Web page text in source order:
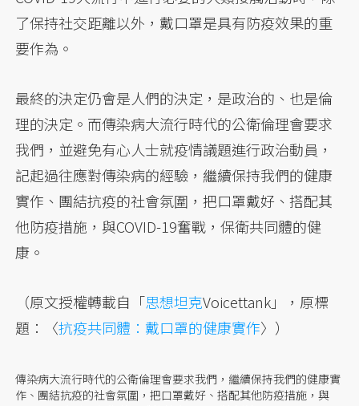
了保持社交距離以外，戴口罩是具有防疫效果的重
要作為。
最終的決定仍會是人們的決定，是政治的、也是倫
理的決定。而傳染病大流行時代的公衛倫理會要求
我們，並避免有心人士就疫情議題進行政治動員，
記起過往應對傳染病的經驗，繼續保持我們的健康
實作、團結抗疫的社會氛圍，把口罩戴好、搭配其
他防疫措施，與COVID-19奮戰，保衛共同體的健
康。
（原文授權轉載自「思想坦克Voicettank」，原標
題：〈抗疫共同體：戴口罩的健康實作〉）
傳染病大流行時代的公衛倫理會要求我們，繼續保持我們的健康實
作、團結抗疫的社會氛圍，把口罩戴好、搭配其他防疫措施，與